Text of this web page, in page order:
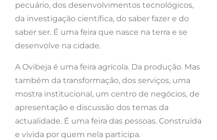
pecuário, dos desenvolvimentos tecnológicos,
da investigação científica, do saber fazer e do
saber ser. É uma feira que nasce na terra e se
desenvolve na cidade.
A Ovibeja é uma feira agrícola. Da produção. Mas
também da transformação, dos serviços, uma
mostra institucional, um centro de negócios, de
apresentação e discussão dos temas da
actualidade. É uma feira das pessoas. Construída
e vivida por quem nela participa.